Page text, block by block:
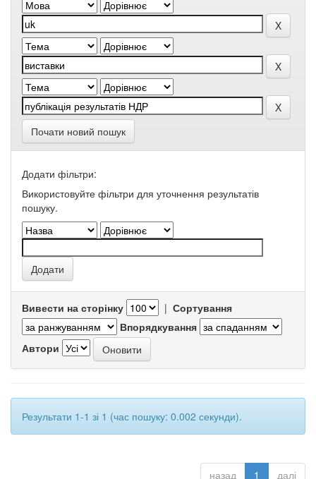
Почати новий пошук
Додати фільтри:
Використовуйте фільтри для уточнення результатів
пошуку.
Вивести на сторінку | Сортування
Впорядкування
Автори
Результати 1-1 зі 1 (час пошуку: 0.002 секунди).
назад 1 далі